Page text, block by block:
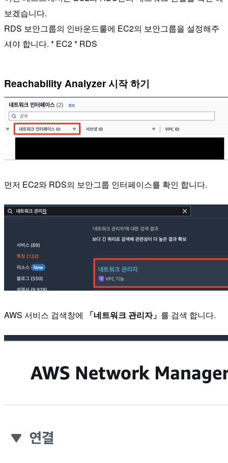
보겠습니다.
RDS 보안그룹의 인바운드룰에 EC2의 보안그룹을 설정해주
셔야 합니다. * EC2 * RDS
Reachability Analyzer 시작 하기
먼저 EC2와 RDS의 보안그룹 인터페이스를 확인 합니다.
AWS 서비스 검색창에 「네트워크 관리자」 를 검색 합니다.